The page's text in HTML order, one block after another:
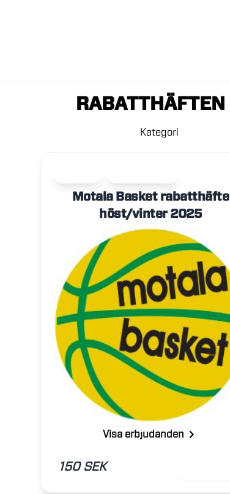
RABATTHÄFTEN
Kategori
Motala Basket rabatthäfte
höst/vinter 2025
Visa erbjudanden
150 SEK